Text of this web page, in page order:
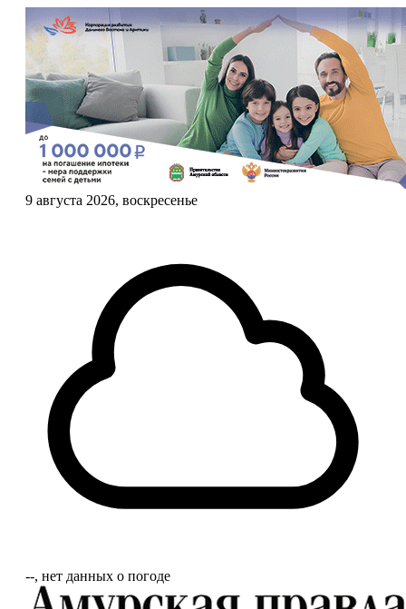
9 августа 2026, воскресенье
‐‐, нет данных о погоде